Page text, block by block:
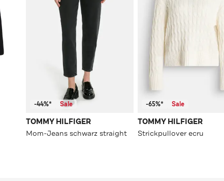
-44%* Sale
TOMMY HILFIGER
Mom-Jeans schwarz straight
-65%* Sale
TOMMY HILFIGER
Strickpullover ecru